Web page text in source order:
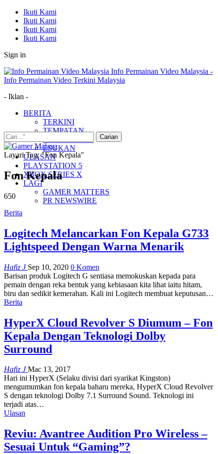
Ikuti Kami
Ikuti Kami
Ikuti Kami
Ikuti Kami
Sign in
Info Permainan Video Malaysia -
Info Permainan Video Terkini Malaysia
- Iklan -
BERITA
TERKINI
TEMPATAN
ESUKAN
ULASAN
PLAYSTATION 5
XBOX SERIES X
LAGI
GAMER MATTERS
PR NEWSWIRE
Layari Tag: "Fon Kepala"
Fon Kepala
650
Berita
Logitech Melancarkan Fon Kepala G733
Lightspeed Dengan Warna Menarik
Hafiz J Sep 10, 2020 0 Komen
Barisan produk Logitech G sentiasa memokuskan kepada para
pemain dengan reka bentuk yang kebiasaan kita lihat iaitu hitam,
biru dan sedikit kemerahan. Kali ini Logitech membuat keputusan…
Berita
HyperX Cloud Revolver S Diumum – Fon
Kepala Dengan Teknologi Dolby
Surround
Hafiz JMac 13, 2017
Hari ini HyperX (Selaku divisi dari syarikat Kingston)
mengumumkan fon kepala baharu mereka, HyperX Cloud Revolver
S dengan teknologi Dolby 7.1 Surround Sound. Teknologi ini
terjadi atas…
Ulasan
Reviu: Avantree Audition Pro Wireless –
Sesuai Untuk “Gaming”?